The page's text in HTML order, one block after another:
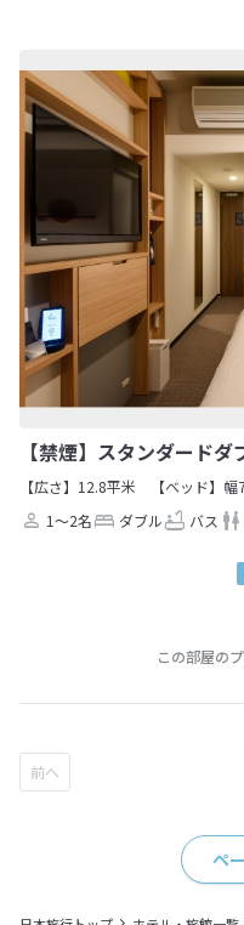
【禁煙】スタンダードダ
【広さ】12.8平米
【ベッド】
1～2名
ダブル バス
この部屋の
ペ